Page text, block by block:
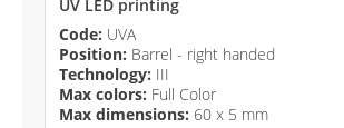
UV LED printing
Code: UVA
Position: Barrel - right handed
Technology: III
Max colors: Full Color
Max dimensions: 60 x 5 mm